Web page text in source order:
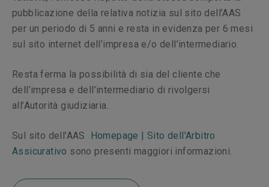
pubblicazione della relativa notizia sul sito dell’AAS
per un periodo di 5 anni e resta in evidenza per 6 mesi
sul sito internet dell’impresa e/o dell’intermediario.
Resta ferma la possibilità di sia del cliente che
dell’impresa e dell’intermediario di rivolgersi
all’Autorità giudiziaria.
Sul sito dell’AAS Homepage | Sito dell'Arbitro
Assicurativo sono presenti maggiori informazioni.